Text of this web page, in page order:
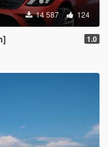
14 587 124
1.0